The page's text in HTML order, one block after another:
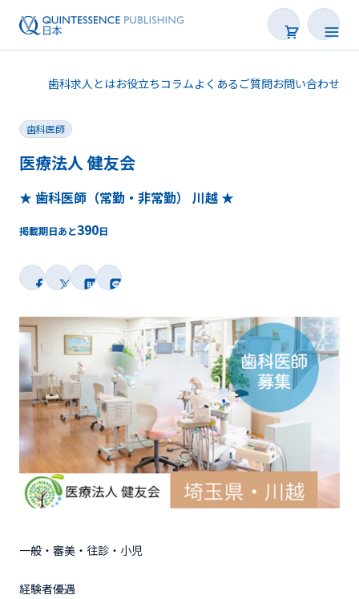
歯科求人とはお役立ちコラムよくあるご質問お問い合わせ
歯科医師
医療法人 健友会
★ 歯科医師（常勤・非常勤） 川越 ★
掲載期日あと390日
一般・審美・往診・小児
経験者優遇